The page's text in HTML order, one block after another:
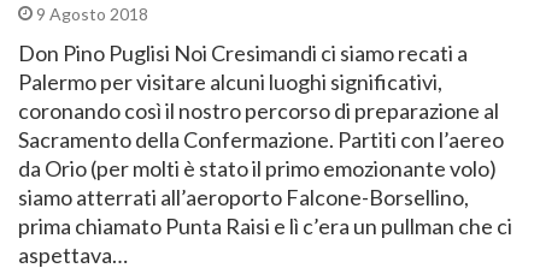
9 Agosto 2018
Don Pino Puglisi Noi Cresimandi ci siamo recati a
Palermo per visitare alcuni luoghi significativi,
coronando così il nostro percorso di preparazione al
Sacramento della Confermazione. Partiti con l’aereo
da Orio (per molti è stato il primo emozionante volo)
siamo atterrati all’aeroporto Falcone-Borsellino,
prima chiamato Punta Raisi e lì c’era un pullman che ci
aspettava…